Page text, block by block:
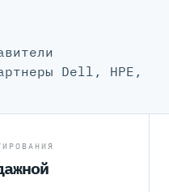
Dell, HPE,